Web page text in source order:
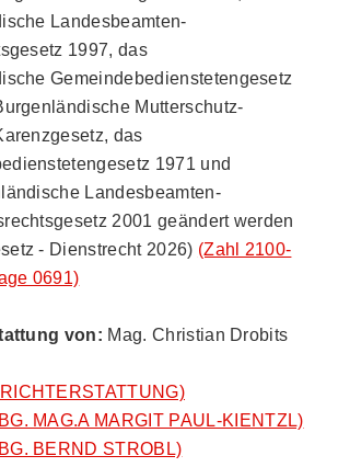
Landesbeamten-
1997, das
Gemeindebedienstetengesetz
Mutterschutz-
das
1971 und
Landesbeamten-
2001 geändert werden
- Dienstrecht 2026) (Zahl 2100-
0691)
von: Mag. Christian Drobits
MAG.A MARGIT PAUL-KIENTZL)
BERND STROBL)